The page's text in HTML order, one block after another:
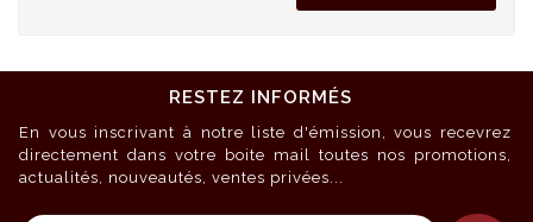
RESTEZ INFORMÉS
En vous inscrivant à notre liste d'émission, vous recevrez
directement dans votre boite mail toutes nos promotions,
actualités, nouveautés, ventes privées...